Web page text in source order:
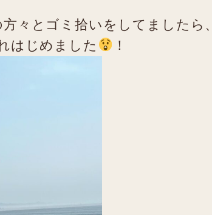
々とゴミ拾いをしてましたら、
はじめました
！